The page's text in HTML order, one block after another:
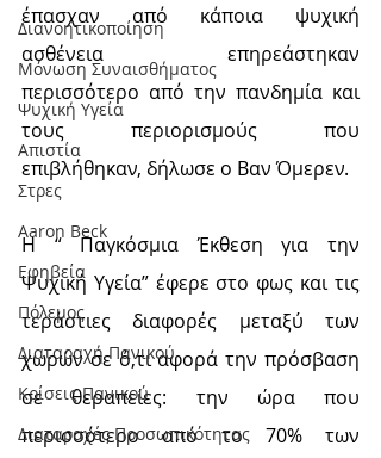
Διανοητικοποίηση
Μόνωση Συναισθήματος
Ψυχική Υγεία
Απιστία
Στρες
Aaron Beck
Εφηβεία
Πόλεμος
Διαταραχή Πανικού
Κρίσεις Πανικού
Διαταραχές Προσωπικότητας
έπασχαν από κάποια ψυχική
ασθένεια επηρεάστηκαν
περισσότερο από την πανδημία και
τους περιορισμούς που
επιβλήθηκαν, δήλωσε ο Βαν Όμερεν.
Η “ Παγκόσμια Έκθεση για την
Ψυχική Υγεία” έφερε στο φως και τις
τεράστιες διαφορές μεταξύ των
χωρών σε ό,τι αφορά την πρόσβαση
σε θεραπείες: την ώρα που
περισσότερο από το 70% των